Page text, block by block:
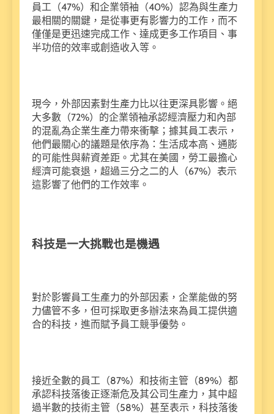
員工（47%）和企業領袖（40%）認為與生產力
最相關的關鍵，是從事更有影響力的工作，而不
僅僅是更迅速完成工作、達成更多工作項目、事
半功倍的效率或創造收入等。
現今，外部因素對生產力比以往更深具影響。絕
大多數（72%）的企業領袖承認經濟壓力和內部
的混亂為企業生產力帶來衝擊；據其員工表示，
他們最關心的議題是依序為：生活成本高、通膨
的可能性與薪資差距。尤其在美國，勞工最擔心
經濟可能衰退，超過三分之二的人（67%）表示
這影響了他們的工作效率。
科技是一大挑戰也是機遇
對於影響員工生產力的外部因素，企業能做的努
力儘管不多，但可採取更多辦法來為員工提供適
合的科技，進而賦予員工競爭優勢。
接近全數的員工（87%）和技術主管（89%）都
承認科技落後正逐漸危及其公司生產力，其中超
過半數的技術主管（58%）甚至表示，科技落後